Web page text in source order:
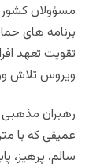
مسؤولان
برنامه های
تقویت تعهد
ویروس تلاش
رهبران مذهبی
عمیقی که با
سالم، پرهیز،